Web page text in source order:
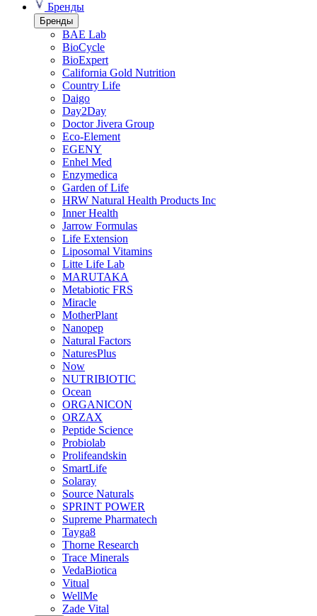
Бренды
Бренды
BAE Lab
BioCycle
BioExpert
California Gold Nutrition
Country Life
Daigo
Day2Day
Doctor Jivera Group
Eco-Element
EGENY
Enhel Med
Enzymedica
Garden of Life
HRW Natural Health Products Inc
Inner Health
Jarrow Formulas
Life Extension
Liposomal Vitamins
Litte Life Lab
MARUTAKA
Metabiotic FRS
Miracle
MotherPlant
Nanopep
Natural Factors
NaturesPlus
Now
NUTRIBIOTIC
Ocean
ORGANICON
ORZAX
Peptide Science
Probiolab
Prolifeandskin
SmartLife
Solaray
Source Naturals
SPRINT POWER
Supreme Pharmatech
Tayga8
Thorne Research
Trace Minerals
VedaBiotica
Vitual
WellMe
Zade Vital